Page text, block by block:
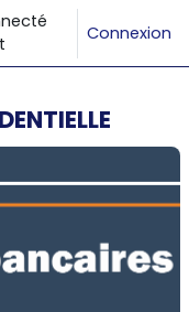
Connexion